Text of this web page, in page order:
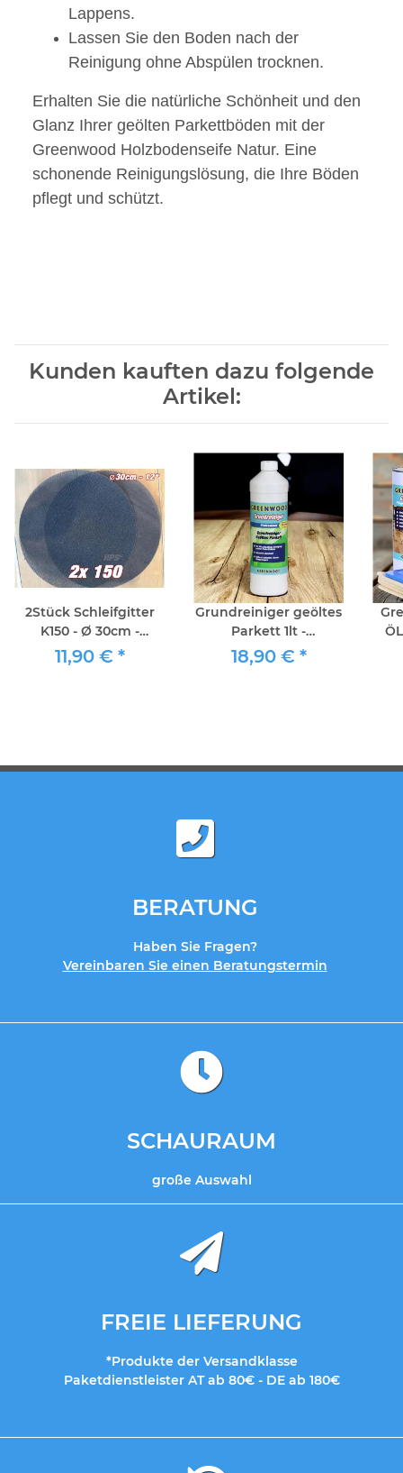
Lappens.
Lassen Sie den Boden nach der
Reinigung ohne Abspülen trocknen.
Erhalten Sie die natürliche Schönheit und den
Glanz Ihrer geölten Parkettböden mit der
Greenwood Holzbodenseife Natur. Eine
schonende Reinigungslösung, die Ihre Böden
pflegt und schützt.
Kunden kauften dazu folgende
Artikel:
2Stück Schleifgitter
K150 - Ø 30cm -
Schleifgitter für
Einscheibenmasc...
11,90 € *
Grundreiniger geöltes
Parkett 1lt -
Greenwood
18,90 € *
BERATUNG
Haben Sie Fragen?
Vereinbaren Sie einen Beratungstermin
SCHAURAUM
große Auswahl
FREIE LIEFERUNG
*Produkte der Versandklasse
Paketdienstleister AT ab 80€ - DE ab 180€